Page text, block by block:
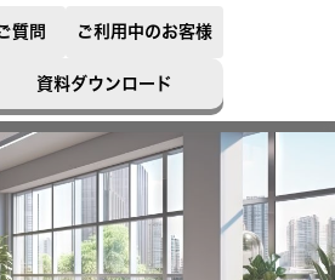
Cookieを使
について
質問 ご利用中のお客様
資料ダウンロード